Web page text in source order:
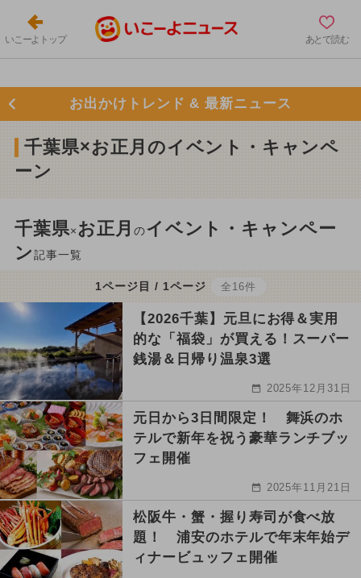
いこーよトップ あとで読む
お出かけトレンド & 最新ニュース
千葉県×お正月のイベント・キャンペ
ーン
千葉県×お正月 のイベント・キャンペー
ン記事一覧
1ページ目 / 1ページ 全16件
【2026千葉】元旦にお得＆実用
的な「福袋」が買える！スーパー
銭湯＆日帰り温泉3選
2025年12月31日
元日から3日間限定！ 舞浜のホ
テルで新年を祝う豪華ランチブッ
フェ開催
2025年11月21日
松阪牛・蟹・握り寿司が食べ放
題！ 浦安のホテルで年末年始デ
ィナービュッフェ開催